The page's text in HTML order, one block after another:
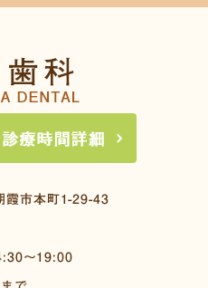
終受付時間18:30）
～17:30まで
待たせしないためにも、で
ご予約をお願いします）
約】
日
約】
など
#歯科衛生士求人 #歯科衛生
切な処置のご案内をいたしま
密着してきた当院が、皆さま
に行っていないな…」という
検診にいらしてください。
クやケアを通じて、地域にお
お口の健康習慣づくりをしっ
霞駅より徒歩10分のアクセス
。
などの気がかりな点がある
もお問い合わせください。
くなった」「食べ物が飲み
感じることはありませんか？
の衰えを放置すると、全身
霞市本町1-29-43
～19:00